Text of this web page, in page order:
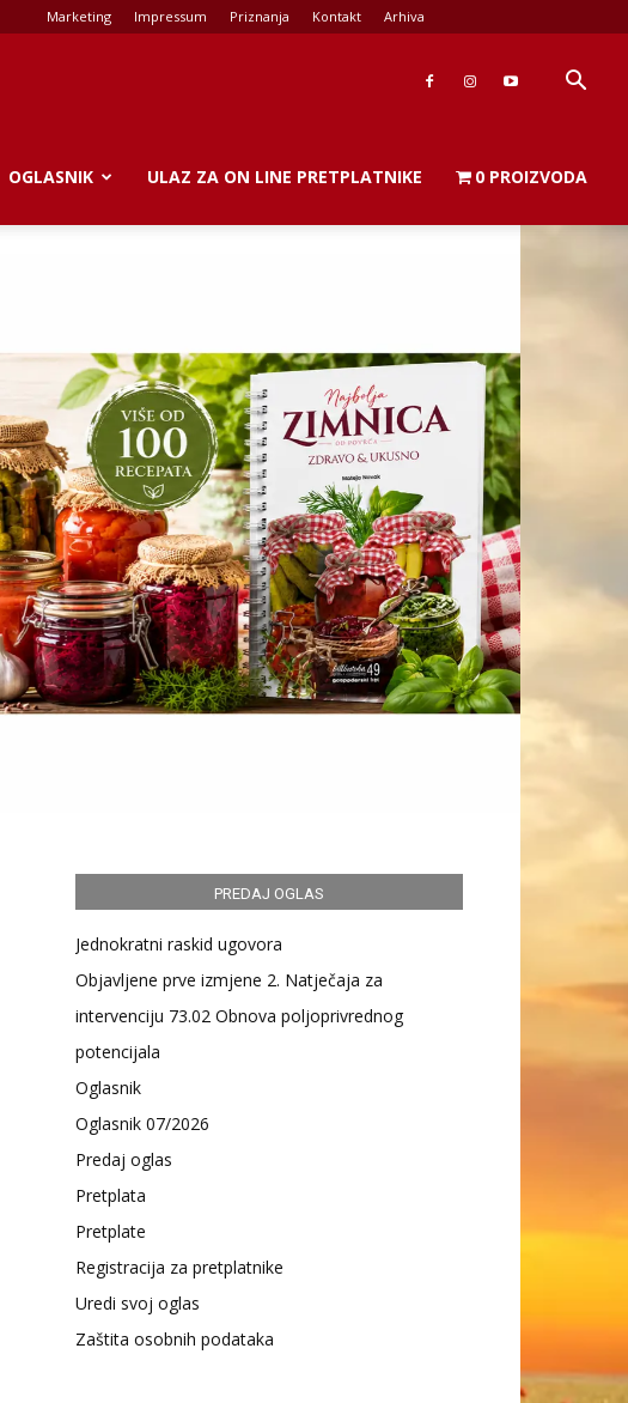
Marketing Impressum Priznanja Kontakt Arhiva
OGLASNIK ULAZ ZA ON LINE PRETPLATNIKE 0 PROIZVODA
PREDAJ OGLAS
Jednokratni raskid ugovora
Objavljene prve izmjene 2. Natječaja za
intervenciju 73.02 Obnova poljoprivrednog
potencijala
Oglasnik
Oglasnik 07/2026
Predaj oglas
Pretplata
Pretplate
Registracija za pretplatnike
Uredi svoj oglas
Zaštita osobnih podataka